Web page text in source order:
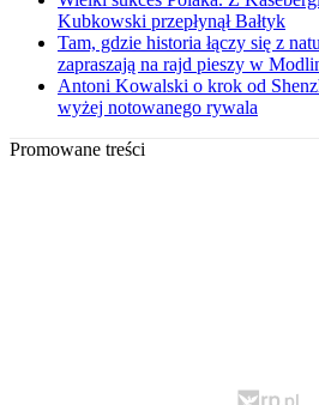
Kubkowski przepłynął Bałtyk
Tam, gdzie historia łączy się z
zapraszają na rajd pieszy w
Antoni Kowalski o krok od
wyżej notowanego rywala
Promowane treści